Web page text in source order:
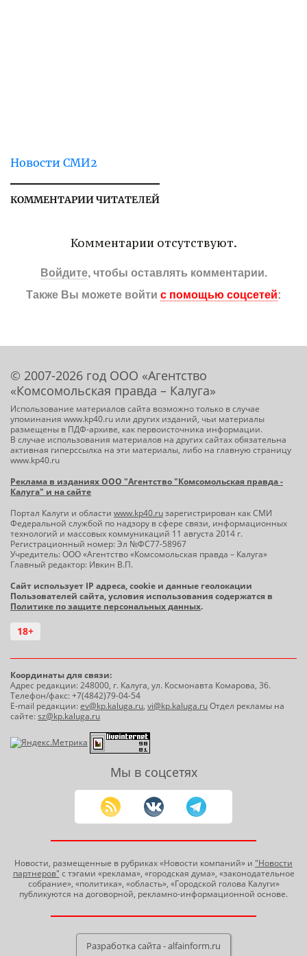
Новости СМИ2
КОММЕНТАРИИ ЧИТАТЕЛЕЙ
Комментарии отсутствуют.
Войдите, чтобы оставлять комментарии.
Также Вы можете войти с помощью соцсетей:
© 2007-2026 год ООО «Агентство
«Комсомольская правда – Калуга»
Использование материалов сайта возможно только в случае
упоминания www.kp40.ru или других изданий, чьи материалы
размещены в ПДФ-архиве, как первоисточника информации.
В случае использования материалов на других сайтах обязательна
активная гиперссылка на эти материалы, либо на главную страницу
www.kp40.ru
Реклама в изданиях ООО "Агентство "Комсомольская правда -
Калуга" и на сайте
Портал Калуги и области www.kp40.ruзарегистрирован как СМИ
Федеральной службой по надзору в сфере связи, информационных
технологий и массовых коммуникаций 11 августа 2014 г.
Регистрационный номер: Эл №ФС77-58967
Учредитель: ООО «Агентство «Комсомольская правда – Калуга»
Главный редактор: Ивкин В.П.
Сайт использует IP адреса, cookie и данные геолокации
Пользователей сайта, условия использования содержатся в
Политике по защите персональных данных.
18+
Координаты для связи:
Адрес редакции: 248000, г. Калуга, ул. Космонавта Комарова, 36.
Телефон/факс: +7(4842)79-04-54
E-mail редакции:ev@kp.kaluga.ru, vi@kp.kaluga.ruОтдел рекламы на
сайте:sz@kp.kaluga.ru
Мы в соцсетях
Новости, размещенные в рубриках «Новости компаний» и "Новости
партнеров" с тэгами «реклама», «городская дума», «законодательное
собрание», «политика», «область», «Городской голова Калуги»
публикуются на договорной, рекламно-информационной основе.
Разработка сайта - alfainform.ru